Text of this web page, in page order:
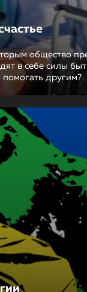
общество
в себе силы
другим?